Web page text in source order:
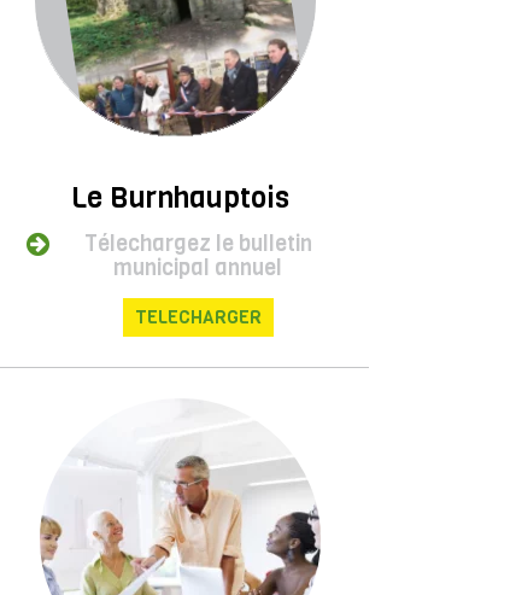
Le Burnhauptois
Télechargez le bulletin
municipal annuel
TELECHARGER